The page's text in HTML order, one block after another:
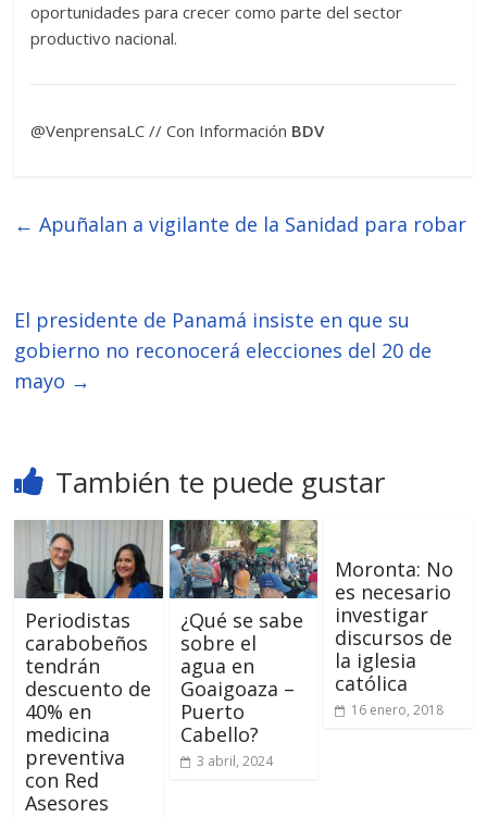
oportunidades para crecer como parte del sector
productivo nacional.
@VenprensaLC // Con Información BDV
← Apuñalan a vigilante de la Sanidad para robar
El presidente de Panamá insiste en que su
gobierno no reconocerá elecciones del 20 de
mayo →
También te puede gustar
Periodistas
carabobeños
tendrán
descuento de
40% en
medicina
preventiva
con Red
Asesores
¿Qué se sabe
sobre el
agua en
Goaigoaza –
Puerto
Cabello?
3 abril, 2024
Moronta: No
es necesario
investigar
discursos de
la iglesia
católica
16 enero, 2018